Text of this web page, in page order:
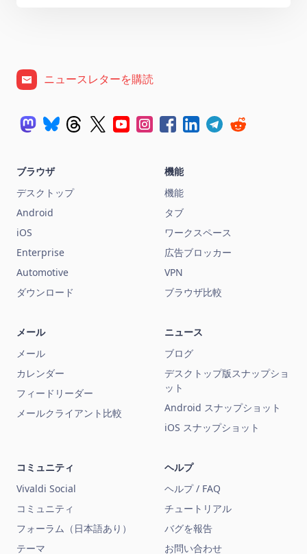
ニュースレターを購読
ブラウザ
デスクトップ
Android
iOS
Enterprise
Automotive
ダウンロード
機能
機能
タブ
ワークスペース
広告ブロッカー
VPN
ブラウザ比較
メール
メール
カレンダー
フィードリーダー
メールクライアント比較
ニュース
ブログ
デスクトップ版スナップショ
ット
Android スナップショット
iOS スナップショット
コミュニティ
Vivaldi Social
コミュニティ
フォーラム（日本語あり）
テーマ
ヘルプ
ヘルプ / FAQ
チュートリアル
バグを報告
お問い合わせ